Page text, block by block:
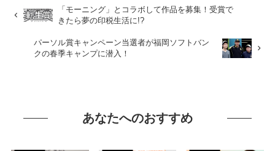
「モーニング」とコラボして作品を募集！受賞で
きたら夢の印税生活に!?
パーソル賞キャンペーン当選者が福岡ソフトバン
クの春季キャンプに潜入！
あなたへのおすすめ